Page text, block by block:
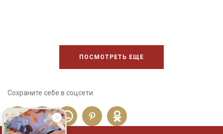
ПОСМОТРЕТЬ ЕЩЕ
Сохраните себе в соцсети